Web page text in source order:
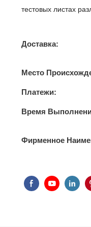
тестовых листах
Доставка:
Место
Платежи:
Время
Фирменное